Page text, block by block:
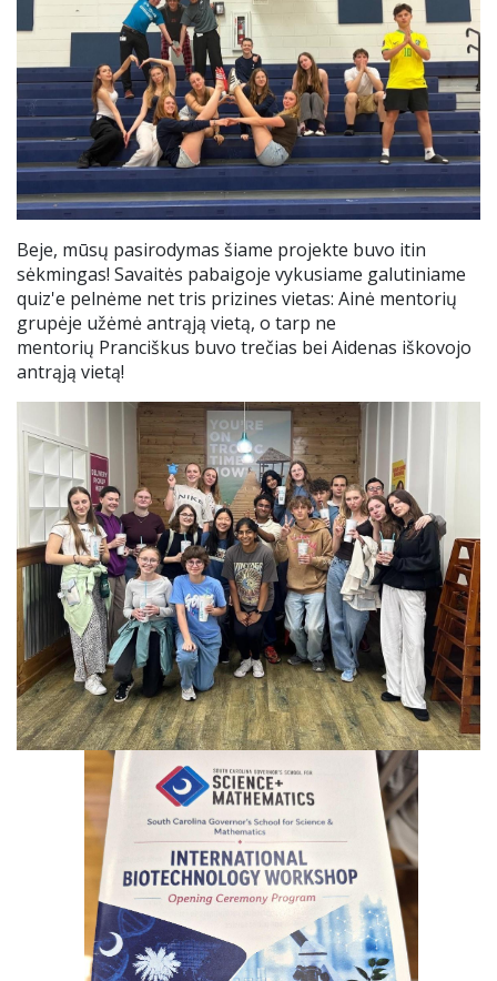
Beje, mūsų pasirodymas šiame projekte buvo itin
sėkmingas! Savaitės pabaigoje vykusiame galutiniame
quiz'e pelnėme net tris prizines vietas: Ainė mentorių
grupėje užėmė antrąją vietą, o tarp ne
mentorių Pranciškus buvo trečias bei Aidenas iškovojo
antrąją vietą!